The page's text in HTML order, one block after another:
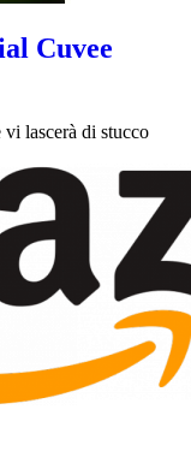
Cuvee
lascerà di stucco